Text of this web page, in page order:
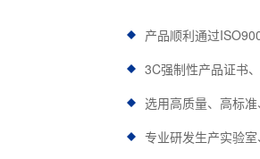
产品顺利通过
3C强制性产品证书
选用高质量、高标
专业研发生产实验